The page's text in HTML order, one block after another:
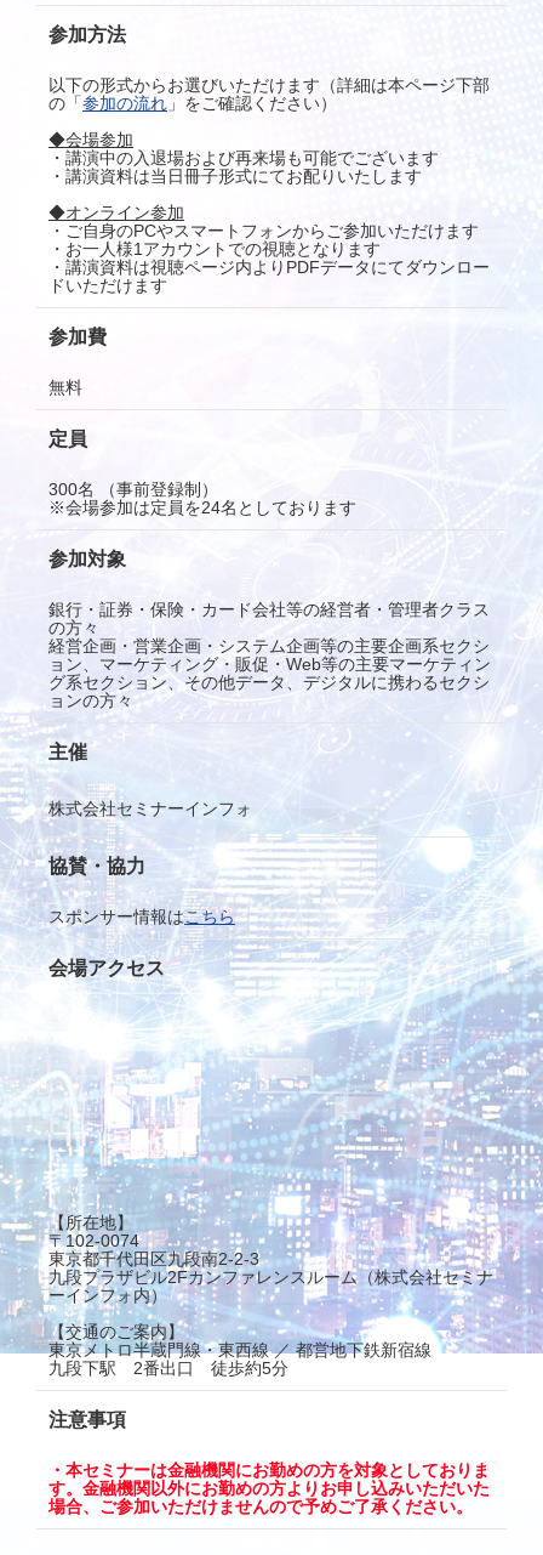
参加方法
以下の形式からお選びいただけます（詳細は本ページ下部
の「参加の流れ 」をご確認ください）
◆会場参加
・講演中の入退場および再来場も可能でございます
・講演資料は当日冊子形式にてお配りいたします
◆オンライン参加
・ご自身のPCやスマートフォンからご参加いただけます
・お一人様1アカウントでの視聴となります
・講演資料は視聴ページ内よりPDFデータにてダウンロー
ドいただけます
参加費
無料
定員
300名 （事前登録制）
※会場参加は定員を24名としております
参加対象
銀行・証券・保険・カード会社等の経営者・管理者クラス
の方々
経営企画・営業企画・システム企画等の主要企画系セクシ
ョン、マーケティング・販促・Web等の主要マーケティン
グ系セクション、その他データ、デジタルに携わるセクシ
ョンの方々
主催
株式会社セミナーインフォ
協賛・協力
スポンサー情報はこちら
会場アクセス
【所在地】
〒102-0074
東京都千代田区九段南2-2-3
九段プラザビル2Fカンファレンスルーム（株式会社セミナ
ーインフォ内）
【交通のご案内】
東京メトロ半蔵門線・東西線 ／ 都営地下鉄新宿線
九段下駅 2番出口 徒歩約5分
注意事項
・本セミナーは金融機関にお勤めの方を対象としておりま
す。金融機関以外にお勤めの方よりお申し込みいただいた
場合、ご参加いただけませんので予めご了承ください。